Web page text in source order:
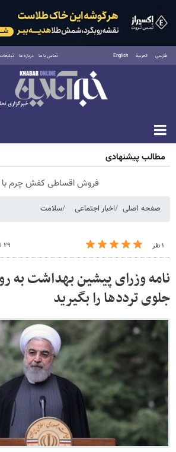
فارسی العربية English تماس با ما درباره ما تبلیغات
شنبه ۱۷ مرداد ۱۴۰۵
مطالب پیشنهادی
فروش اقساطی کفش چرم با 70درصد تخفیف
صفحه اصلی اخبار اجتماعی سلامت
۱ نفر ۲۹ اسفند ۱۳۹۸ - ۰۹:۵۰
نامه وزرای پیشین بهداشت به
جلوی ترددها را بگیرید